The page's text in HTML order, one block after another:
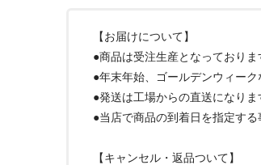
【お届けについて】
●商品は受注生産となっており
●年末年始、ゴールデンウィー
●発送は工場からの直送になり
●当店で商品の到着日を指定す
【キャンセル・返品ついて】